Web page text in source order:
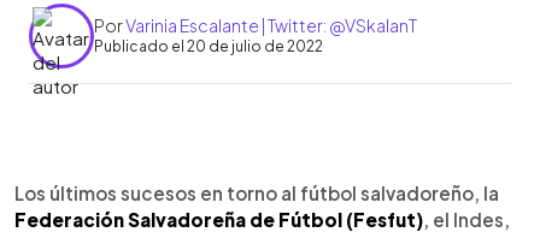
PorVarinia Escalante | Twitter: @VSkalanT
Publicado el 20 de julio de 2022
► Escuchar artículo
Los últimos sucesos en torno al fútbol salvadoreño, la
Federación Salvadoreña de Fútbol (Fesfut) , el Indes,